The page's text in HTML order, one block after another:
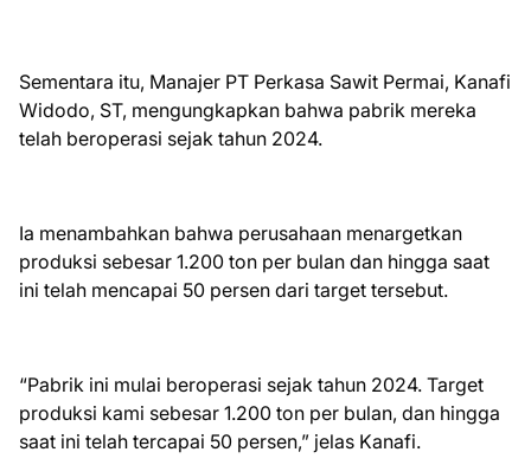
Sementara itu, Manajer PT Perkasa Sawit Permai, Kanafi
Widodo, ST, mengungkapkan bahwa pabrik mereka
telah beroperasi sejak tahun 2024.
Ia menambahkan bahwa perusahaan menargetkan
produksi sebesar 1.200 ton per bulan dan hingga saat
ini telah mencapai 50 persen dari target tersebut.
“Pabrik ini mulai beroperasi sejak tahun 2024. Target
produksi kami sebesar 1.200 ton per bulan, dan hingga
saat ini telah tercapai 50 persen,” jelas Kanafi.